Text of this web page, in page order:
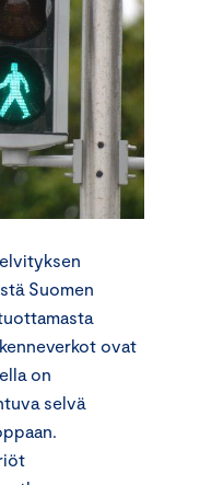
Suomen
ovat
on
selvä